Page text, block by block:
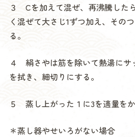
３ Cを加えて混ぜ、再沸騰した
く混ぜて大さじ1ずつ加え、その
る。
４ 絹さやは筋を除いて熱湯にサ
を拭き、細切りにする。
５ 蒸し上がった１に3を適量をか
＊蒸し器やせいろがない場合